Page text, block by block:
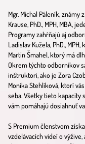
Mgr. Michal Páleník, známy
Krause, PhD., MPH, MBA,
Programy zahŕňajú aj
Ladislav Kužela, PhD.,
Martin Šmahel, ktorý má
Okrem týchto odborníkov
inštruktori, ako je Zora
Monika Stehlíková, ktorí
seba. Všetky tieto kapacity
vám pomáhajú dosiahnuť
S Premium členstvom
vzdelávacích videí o